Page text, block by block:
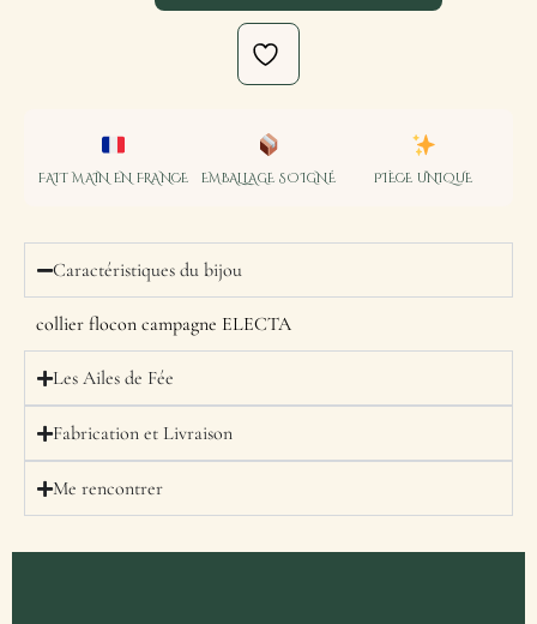
FAIT MAIN EN FRANCE EMBALLAGE SOIGNÉ PIÈCE UNIQUE
Caractéristiques du bijou
collier flocon campagne ELECTA
Les Ailes de Fée
Fabrication et Livraison
Me rencontrer